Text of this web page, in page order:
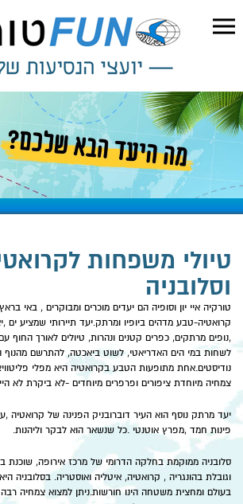
טיולי משפחות
וסלובניה
טורקיה איי יון וסופיה הם יעדים מוכרים ומבוקרים , באי
קרואטיה-טבע מדהים ביופיו ומרתק.יעד תיירותי שמציע ים
,נופים מרתקים, כפרים קטנים ונהרות, טיולים לאורך החוף
לשחות במי הים האדריאטי, לשוט ביאכטה, להתרשם מהנוף
נודיסטים.אחת מתופעות הטבע בקרואטיה היא מפלי
צמחיה מיוחדת ציפורים ופרפרים מיוחדים -לא ביקרת לא
יעד מרתק נוסף הוא העיר דוברובניק הפנינה של קרואטיה
פינות חמד ,מפרץ אוטנטי .כל שנשאר הוא לבקר וליהנות.
סלובניה ממוקמת בחלקה הדרומי של מרכז אירופה, שוכנת
וגובלת בהונגריה , קרואטיה, איטליה ואוסטריה. בסלובניה
בעולם ומחצית משטחה הינו חורשות.ניתן למצוא צמחיה רבה